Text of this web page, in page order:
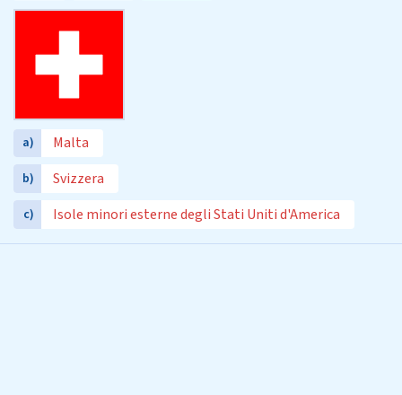
a) Malta
b) Svizzera
c) Isole minori esterne degli Stati Uniti d'America